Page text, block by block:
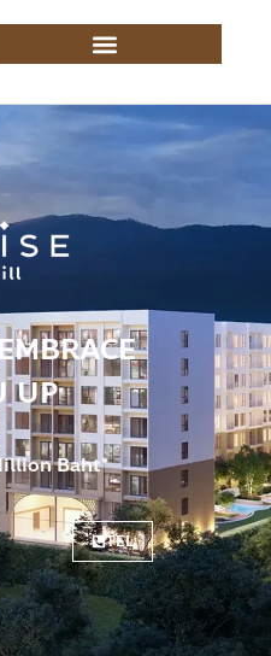
UP
Baht*
TEL